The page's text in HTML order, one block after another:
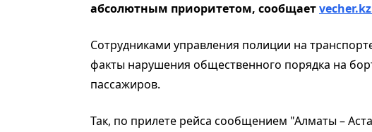
абсолютным приоритетом, сообщает
Сотрудниками управления полиции на
факты нарушения общественного порядка на
пассажиров.
Так, по прилете рейса сообщением "Алматы –